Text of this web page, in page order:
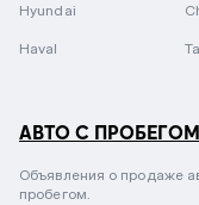
Hyundai
Haval
АВТО С ПРОБЕГОМ
Объявления о продаже
пробегом.